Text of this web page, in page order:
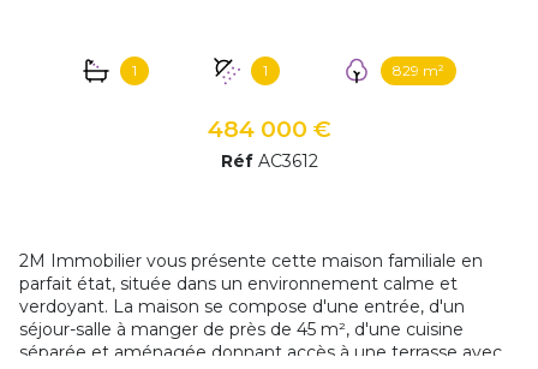
1 1 829 m²
484 000 €
Réf AC3612
2M Immobilier vous présente cette maison familiale en
parfait état, située dans un environnement calme et
verdoyant. La maison se compose d'une entrée, d'un
séjour-salle à manger de près de 45 m², d'une cuisine
séparée et aménagée donnant accès à une terrasse avec